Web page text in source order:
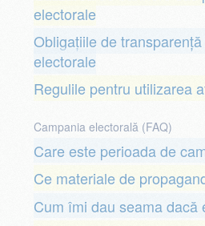
electorale
Obligațiile de
electorale
Regulile pentru utilizarea
Campania electorală (FAQ)
Care este perioada de
Ce materiale de
Cum îmi dau seama